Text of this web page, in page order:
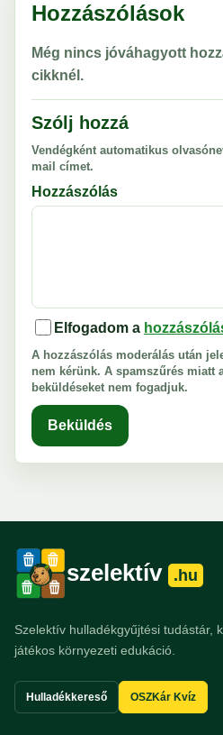
Hozzászólások
Még nincs jóváhagyott
cikknél.
Szólj hozzá
Vendégként automatikus
mail címet.
Hozzászólás
Elfogadom a
A hozzászólás moderálás után
nem kérünk. A spamszűrés miatt
beküldéseket nem fogadjuk.
Beküldés
szelektív .hu
Szelektív hulladékgyűjtési tudástár,
játékos környezeti edukáció.
Hulladékkereső OSZKár Kvíz